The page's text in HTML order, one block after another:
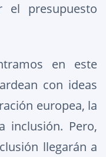
el presupuesto
en este
con ideas
europea, la
inclusión. Pero,
llegarán a